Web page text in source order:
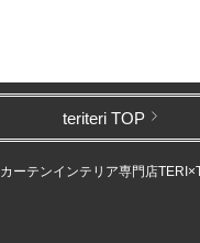
teriteri TOP
カーテンインテリア専門店